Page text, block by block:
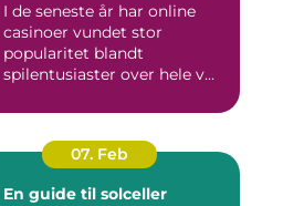
I de seneste år har online
casinoer vundet stor
popularitet blandt
spilentusiaster over hele v...
07. Feb
En guide til solceller